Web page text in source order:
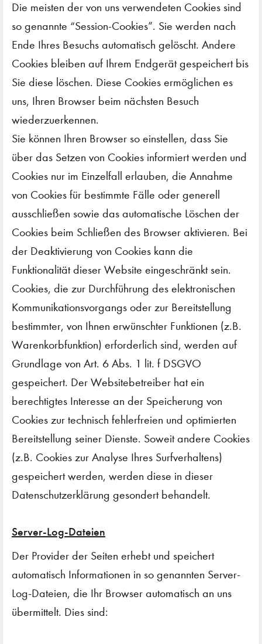
Die meisten der von uns verwendeten Cookies sind
so genannte “Session-Cookies”. Sie werden nach
Ende Ihres Besuchs automatisch gelöscht. Andere
Cookies bleiben auf Ihrem Endgerät gespeichert bis
Sie diese löschen. Diese Cookies ermöglichen es
uns, Ihren Browser beim nächsten Besuch
wiederzuerkennen.
Sie können Ihren Browser so einstellen, dass Sie
über das Setzen von Cookies informiert werden und
Cookies nur im Einzelfall erlauben, die Annahme
von Cookies für bestimmte Fälle oder generell
ausschließen sowie das automatische Löschen der
Cookies beim Schließen des Browser aktivieren. Bei
der Deaktivierung von Cookies kann die
Funktionalität dieser Website eingeschränkt sein.
Cookies, die zur Durchführung des elektronischen
Kommunikationsvorgangs oder zur Bereitstellung
bestimmter, von Ihnen erwünschter Funktionen (z.B.
Warenkorbfunktion) erforderlich sind, werden auf
Grundlage von Art. 6 Abs. 1 lit. f DSGVO
gespeichert. Der Websitebetreiber hat ein
berechtigtes Interesse an der Speicherung von
Cookies zur technisch fehlerfreien und optimierten
Bereitstellung seiner Dienste. Soweit andere Cookies
(z.B. Cookies zur Analyse Ihres Surfverhaltens)
gespeichert werden, werden diese in dieser
Datenschutzerklärung gesondert behandelt.
Server-Log-Dateien
Der Provider der Seiten erhebt und speichert
automatisch Informationen in so genannten Server-
Log-Dateien, die Ihr Browser automatisch an uns
übermittelt. Dies sind: